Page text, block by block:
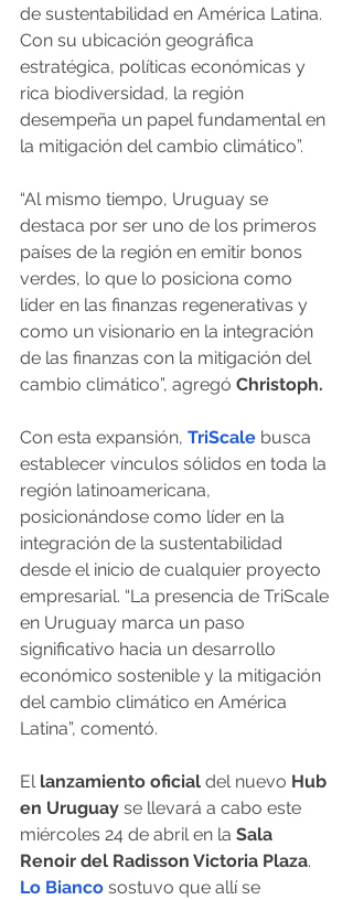
de sustentabilidad en América Latina.
Con su ubicación geográfica
estratégica, políticas económicas y
rica biodiversidad, la región
desempeña un papel fundamental en
la mitigación del cambio climático”.
“Al mismo tiempo, Uruguay se
destaca por ser uno de los primeros
países de la región en emitir bonos
verdes, lo que lo posiciona como
líder en las finanzas regenerativas y
como un visionario en la integración
de las finanzas con la mitigación del
cambio climático”, agregó Christoph.
Con esta expansión, TriScale busca
establecer vínculos sólidos en toda la
región latinoamericana,
posicionándose como líder en la
integración de la sustentabilidad
desde el inicio de cualquier proyecto
empresarial. “La presencia de TriScale
en Uruguay marca un paso
significativo hacia un desarrollo
económico sostenible y la mitigación
del cambio climático en América
Latina”, comentó.
El lanzamiento oficial del nuevo Hub
en Uruguay se llevará a cabo este
miércoles 24 de abril en la Sala
Renoir del Radisson Victoria Plaza.
Lo Bianco sostuvo que allí se